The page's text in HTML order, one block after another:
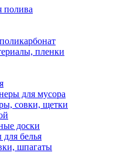
полива
пленки
для мусора
совки, щетки
доски
белья
шпагаты